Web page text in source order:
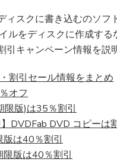
ポ
ン・
学
割・
引
ン
ィスクに書き込むのソフ
ルをディスクに作成す
キャンペーン情報を説
割引セール情報をまとめ
オフ
限版)は35％割引
DVDFab DVD コピーは
版は40％割引
版は40％割引